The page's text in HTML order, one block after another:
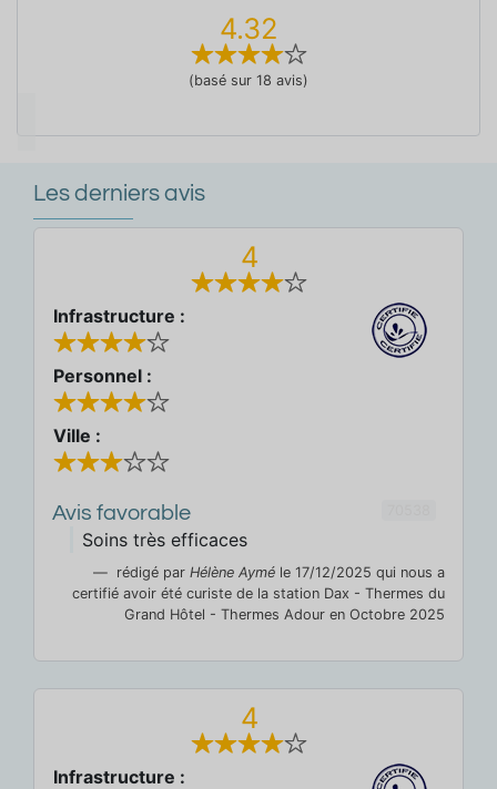
4.32
(basé sur 18 avis)
Les derniers avis
4
Infrastructure :
Personnel :
Ville :
Avis favorable
Soins très efficaces
rédigé par Hélène Aymé le 17/12/2025 qui nous a
certifié avoir été curiste de la station Dax - Thermes du
Grand Hôtel - Thermes Adour en Octobre 2025
4
Infrastructure :